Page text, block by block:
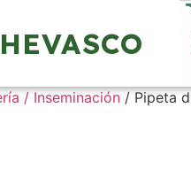
/ Inseminación/ Pipeta